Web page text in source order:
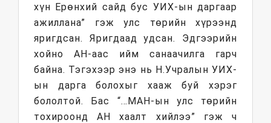
хүн Ерөнхий сайд бус УИХ-ын даргаар
ажиллана” гэж улс төрийн хүрээнд
яригдсан. Яригдаад удсан. Эдгээрийн
хойно АН-аас ийм санаачилга гарч
байна. Тэгэхээр энэ нь Н.Учралын УИХ-
ын дарга болохыг хааж буй хэрэг
бололтой. Бас “…МАН-ын улс төрийн
тохироонд АН хаалт хийлээ” гэж ч